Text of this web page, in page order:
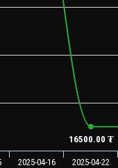
16500.00 ₮
2025-04-16 2025-04-22